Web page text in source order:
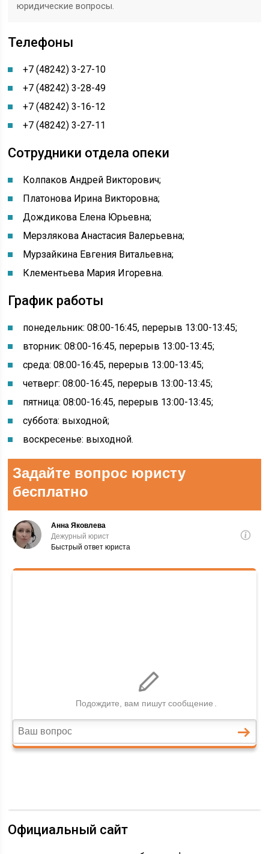
юридические вопросы.
Телефоны
+7 (48242) 3-27-10
+7 (48242) 3-28-49
+7 (48242) 3-16-12
+7 (48242) 3-27-11
Сотрудники отдела опеки
Колпаков Андрей Викторович;
Платонова Ирина Викторовна;
Дождикова Елена Юрьевна;
Мерзлякова Анастасия Валерьевна;
Мурзайкина Евгения Витальевна;
Клементьева Мария Игоревна.
График работы
понедельник: 08:00-16:45, перерыв 13:00-13:45;
вторник: 08:00-16:45, перерыв 13:00-13:45;
среда: 08:00-16:45, перерыв 13:00-13:45;
четверг: 08:00-16:45, перерыв 13:00-13:45;
пятница: 08:00-16:45, перерыв 13:00-13:45;
суббота: выходной;
воскресенье: выходной.
Официальный сайт